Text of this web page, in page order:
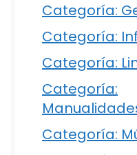
Categoría:
Categoría:
Categoría:
Categoría:
Categoría: